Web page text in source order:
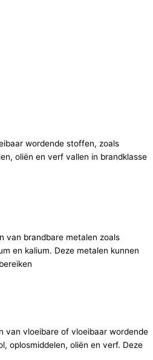
wordende stoffen, zoals
oliën en verf vallen in brandklasse
van brandbare metalen zoals
en kalium. Deze metalen kunnen
van vloeibare of vloeibaar wordende
oplosmiddelen, oliën en verf. Deze